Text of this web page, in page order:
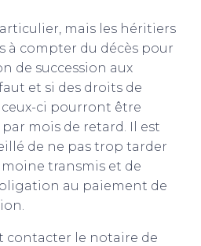
mais les héritiers
à compter du décès pour
de succession aux
et si des droits de
ceux-ci pourront être
mois de retard. Il est
de ne pas trop tarder
transmis et de
au paiement de
contacter le notaire de